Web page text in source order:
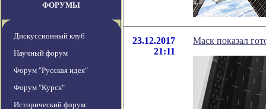
ФОРУМЫ
Дискуссионный клуб
Научный форум
Форум "Русская идея"
Форум "Курск"
Исторический форум
23.12.2017
21:11
Маск показал